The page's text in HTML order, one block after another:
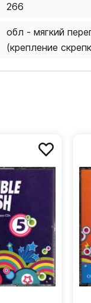
266
обл - мягкий
(крепление